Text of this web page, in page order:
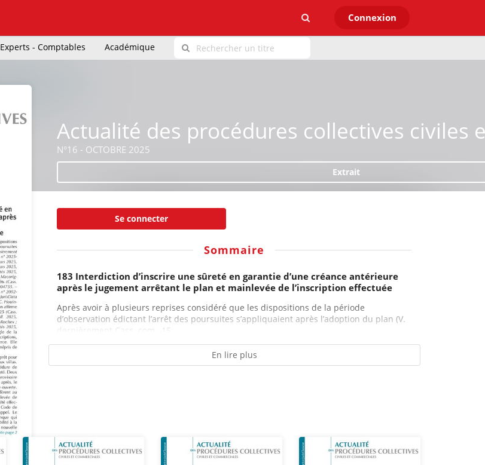
Connexion
Experts - Comptables Académique
Actualité des procédures collectives civiles
N°16 - OCTOBRE 2025
Extrait
Se connecter
Sommaire
183 Interdiction d’inscrire une sûreté en garantie d’une créance antérieure
après le jugement arrêtant le plan et mainlevée de l’inscription effectuée
Après avoir à plusieurs reprises considéré que les dispositions de la période
d’observation édictant l’arrêt des poursuites s’appliquaient après l’adoption du plan (V.
dernièrement Cass. com., 15...
En lire plus